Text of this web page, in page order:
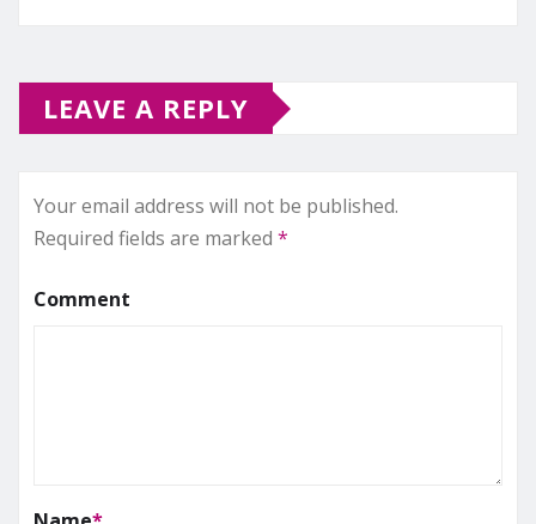
LEAVE A REPLY
Your email address will not be published.
Required fields are marked *
Comment